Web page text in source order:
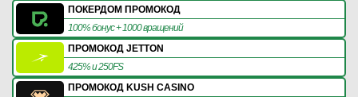
ПОКЕРДОМ ПРОМОКОД
100% бонус + 1000 вращений
ПРОМОКОД JETTON
425% и 250FS
ПРОМОКОД KUSH CASINO